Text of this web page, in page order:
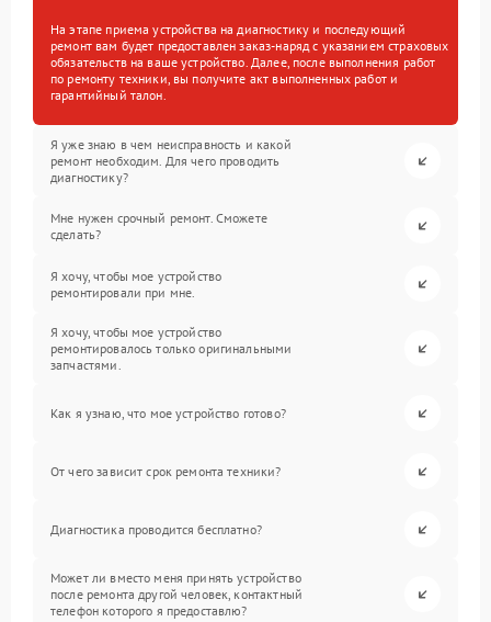
На этапе приема устройства на диагностику и последующий
ремонт вам будет предоставлен заказ-наряд с указанием страховых
обязательств на ваше устройство. Далее, после выполнения работ
по ремонту техники, вы получите акт выполненных работ и
гарантийный талон.
Я уже знаю в чем неисправность и какой
ремонт необходим. Для чего проводить
диагностику?
Мне нужен срочный ремонт. Сможете
сделать?
Я хочу, чтобы мое устройство
ремонтировали при мне.
Я хочу, чтобы мое устройство
ремонтировалось только оригинальными
запчастями.
Как я узнаю, что мое устройство готово?
От чего зависит срок ремонта техники?
Диагностика проводится бесплатно?
Может ли вместо меня принять устройство
после ремонта другой человек, контактный
телефон которого я предоставлю?